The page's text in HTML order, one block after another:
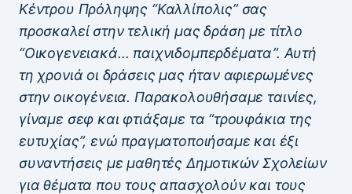
Κέντρου Πρόληψης “Καλλίπολις” σας
προσκαλεί στην τελική μας δράση με τίτλο
“Οικογενειακά… παιχνιδομπερδέματα”. Αυτή
τη χρονιά οι δράσεις μας ήταν αφιερωμένες
στην οικογένεια. Παρακολουθήσαμε ταινίες,
γίναμε σεφ και φτιάξαμε τα “τρουφάκια της
ευτυχίας”, ενώ πραγματοποιήσαμε και έξι
συναντήσεις με μαθητές Δημοτικών Σχολείων
για θέματα που τους απασχολούν και τους